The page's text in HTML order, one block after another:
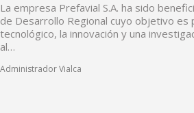
La empresa Prefavial S.A. ha sido
de Desarrollo Regional cuyo objetivo
tecnológico, la innovación y una
al…
Administrador Vialca